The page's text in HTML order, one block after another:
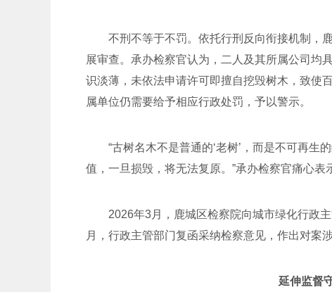
不刑不等于不罚。依托行刑反向衔接机制，
展审查。承办检察官认为，二人及其所属公司均
识淡薄，未依法申请许可即擅自挖毁树木，致使
属单位仍需要给予相应行政处罚，予以警示。
“古树名木不是普通的‘老树’，而是不可再
值，一旦损毁，将无法复原。”承办检察官痛心表
2026年3月，鹿城区检察院向城市绿化行政
月，行政主管部门复函采纳检察意见，作出对案
延伸监督